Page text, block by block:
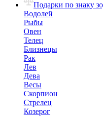
Подарки по знаку
Водолей
Рыбы
Овен
Телец
Близнецы
Рак
Лев
Дева
Весы
Скорпион
Стрелец
Козерог